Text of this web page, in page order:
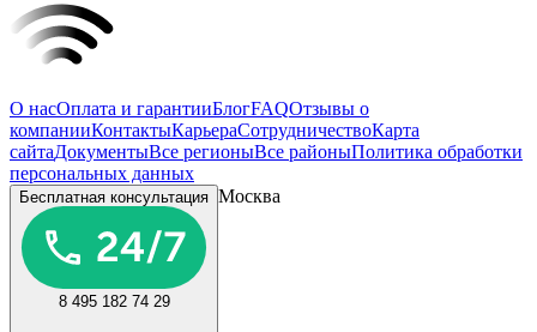
О насОплата и гарантииБлогFAQОтзывы о
компанииКонтактыКарьераСотрудничествоКарта
сайтаДокументыВсе регионыВсе районыПолитика обработки
персональных данных
Бесплатная консультация
8 495 182 74 29
Москва